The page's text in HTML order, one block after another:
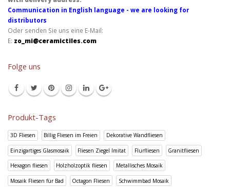
Communication in English language - we are looking for
distributors
Oder senden Sie uns eine E-Mail:
E: zo_mi@ceramictiles.com
Folge uns
Produkt-Tags
3D Fliesen Billig Fliesen im Freien Dekorative Wandfliesen
Einzigartiges Glasmosaik Fliesen Ziegel Imitat Flurfliesen Granitfliesen
Hexagon fliesen Holzholzoptik fliesen Metallisches Mosaik
Mosaik Fliesen für Bad Octagon Fliesen Schwimmbad Mosaik